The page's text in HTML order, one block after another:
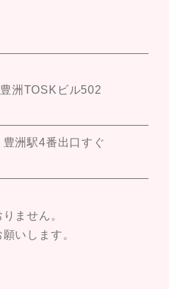
洲TOSKビル502
洲駅4番出口すぐ
ません。
いします。